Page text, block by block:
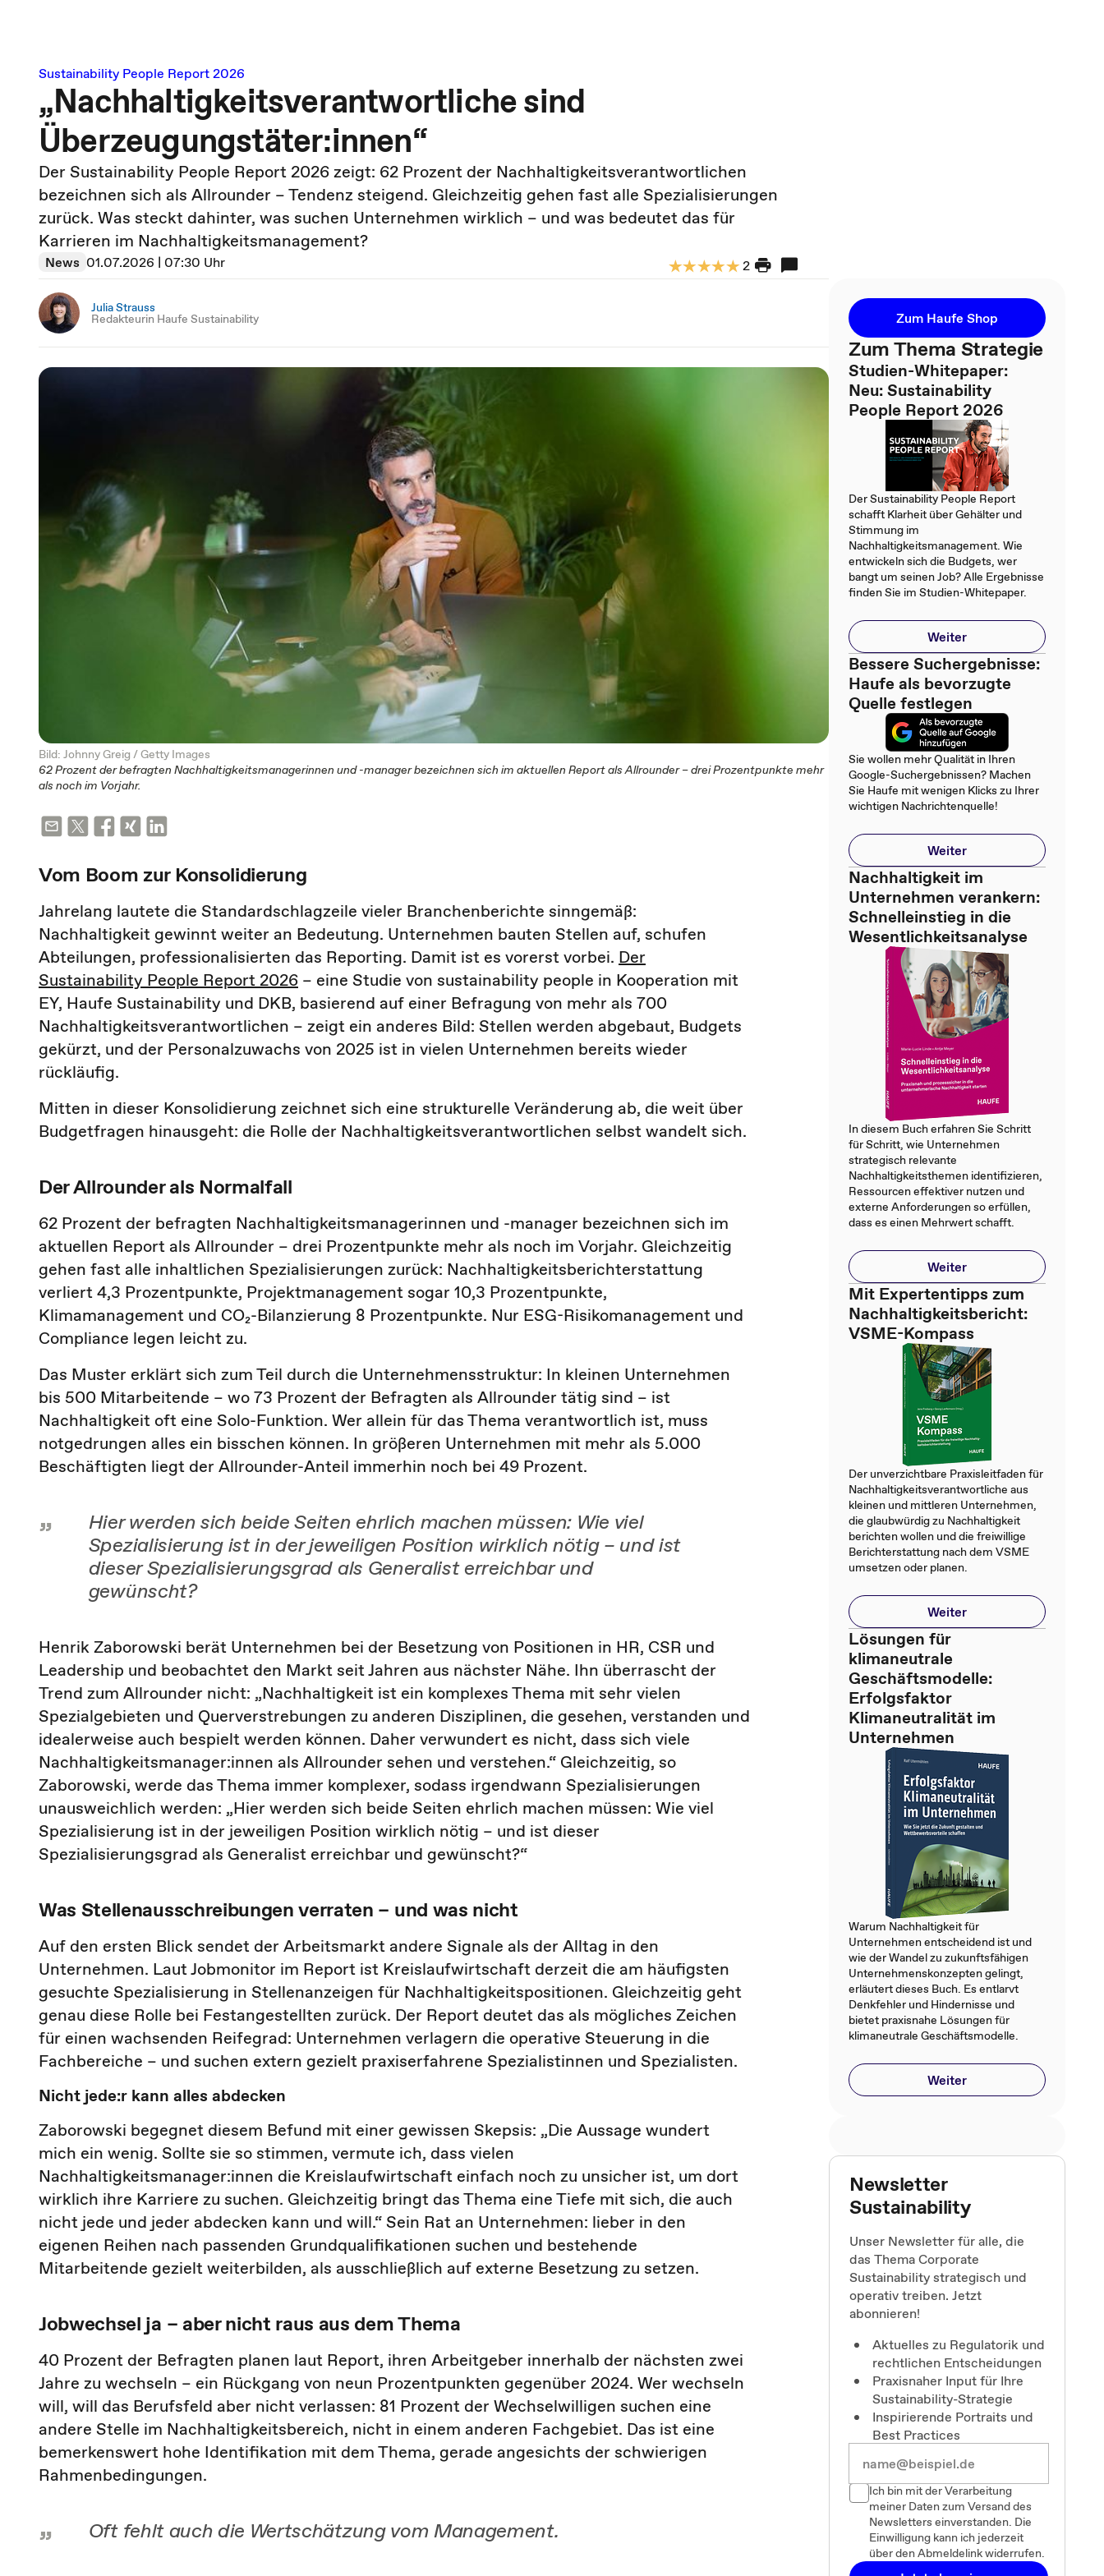
Sustainability People Report 2026
„Nachhaltigkeitsverantwortliche sind
Überzeugungstäter:innen“
Der Sustainability People Report 2026 zeigt: 62 Prozent der Nachhaltigkeitsverantwortlichen
bezeichnen sich als Allrounder – Tendenz steigend. Gleichzeitig gehen fast alle Spezialisierungen
zurück. Was steckt dahinter, was suchen Unternehmen wirklich – und was bedeutet das für
Karrieren im Nachhaltigkeitsmanagement?
News 01.07.2026 | 07:30 Uhr 2
Julia Strauss
Redakteurin Haufe Sustainability
Bild: Johnny Greig / Getty Images
62 Prozent der befragten Nachhaltigkeitsmanagerinnen und -manager bezeichnen sich im aktuellen Report als Allrounder – drei Prozentpunkte mehr
als noch im Vorjahr.
Vom Boom zur Konsolidierung
Jahrelang lautete die Standardschlagzeile vieler Branchenberichte sinngemäß:
Nachhaltigkeit gewinnt weiter an Bedeutung. Unternehmen bauten Stellen auf, schufen
Abteilungen, professionalisierten das Reporting. Damit ist es vorerst vorbei. Der
Sustainability People Report 2026 – eine Studie von sustainability people in Kooperation mit
EY, Haufe Sustainability und DKB, basierend auf einer Befragung von mehr als 700
Nachhaltigkeitsverantwortlichen – zeigt ein anderes Bild: Stellen werden abgebaut, Budgets
gekürzt, und der Personalzuwachs von 2025 ist in vielen Unternehmen bereits wieder
rückläufig.
Mitten in dieser Konsolidierung zeichnet sich eine strukturelle Veränderung ab, die weit über
Budgetfragen hinausgeht: die Rolle der Nachhaltigkeitsverantwortlichen selbst wandelt sich.
Der Allrounder als Normalfall
62 Prozent der befragten Nachhaltigkeitsmanagerinnen und -manager bezeichnen sich im
aktuellen Report als Allrounder – drei Prozentpunkte mehr als noch im Vorjahr. Gleichzeitig
gehen fast alle inhaltlichen Spezialisierungen zurück: Nachhaltigkeitsberichterstattung
verliert 4,3 Prozentpunkte, Projektmanagement sogar 10,3 Prozentpunkte,
Klimamanagement und CO₂-Bilanzierung 8 Prozentpunkte. Nur ESG-Risikomanagement und
Compliance legen leicht zu.
Das Muster erklärt sich zum Teil durch die Unternehmensstruktur: In kleinen Unternehmen
bis 500 Mitarbeitende – wo 73 Prozent der Befragten als Allrounder tätig sind – ist
Nachhaltigkeit oft eine Solo-Funktion. Wer allein für das Thema verantwortlich ist, muss
notgedrungen alles ein bisschen können. In größeren Unternehmen mit mehr als 5.000
Beschäftigten liegt der Allrounder-Anteil immerhin noch bei 49 Prozent.
Hier werden sich beide Seiten ehrlich machen müssen: Wie viel
Spezialisierung ist in der jeweiligen Position wirklich nötig – und ist
dieser Spezialisierungsgrad als Generalist erreichbar und
gewünscht?
Henrik Zaborowski berät Unternehmen bei der Besetzung von Positionen in HR, CSR und
Leadership und beobachtet den Markt seit Jahren aus nächster Nähe. Ihn überrascht der
Trend zum Allrounder nicht: „Nachhaltigkeit ist ein komplexes Thema mit sehr vielen
Spezialgebieten und Querverstrebungen zu anderen Disziplinen, die gesehen, verstanden und
idealerweise auch bespielt werden können. Daher verwundert es nicht, dass sich viele
Nachhaltigkeitsmanager:innen als Allrounder sehen und verstehen.“ Gleichzeitig, so
Zaborowski, werde das Thema immer komplexer, sodass irgendwann Spezialisierungen
unausweichlich werden: „Hier werden sich beide Seiten ehrlich machen müssen: Wie viel
Spezialisierung ist in der jeweiligen Position wirklich nötig – und ist dieser
Spezialisierungsgrad als Generalist erreichbar und gewünscht?“
Was Stellenausschreibungen verraten – und was nicht
Auf den ersten Blick sendet der Arbeitsmarkt andere Signale als der Alltag in den
Unternehmen. Laut Jobmonitor im Report ist Kreislaufwirtschaft derzeit die am häufigsten
gesuchte Spezialisierung in Stellenanzeigen für Nachhaltigkeitspositionen. Gleichzeitig geht
genau diese Rolle bei Festangestellten zurück. Der Report deutet das als mögliches Zeichen
für einen wachsenden Reifegrad: Unternehmen verlagern die operative Steuerung in die
Fachbereiche – und suchen extern gezielt praxiserfahrene Spezialistinnen und Spezialisten.
Nicht jede:r kann alles abdecken
Zaborowski begegnet diesem Befund mit einer gewissen Skepsis: „Die Aussage wundert
mich ein wenig. Sollte sie so stimmen, vermute ich, dass vielen
Nachhaltigkeitsmanager:innen die Kreislaufwirtschaft einfach noch zu unsicher ist, um dort
wirklich ihre Karriere zu suchen. Gleichzeitig bringt das Thema eine Tiefe mit sich, die auch
nicht jede und jeder abdecken kann und will.“ Sein Rat an Unternehmen: lieber in den
eigenen Reihen nach passenden Grundqualifikationen suchen und bestehende
Mitarbeitende gezielt weiterbilden, als ausschließlich auf externe Besetzung zu setzen.
Jobwechsel ja – aber nicht raus aus dem Thema
40 Prozent der Befragten planen laut Report, ihren Arbeitgeber innerhalb der nächsten zwei
Jahre zu wechseln – ein Rückgang von neun Prozentpunkten gegenüber 2024. Wer wechseln
will, will das Berufsfeld aber nicht verlassen: 81 Prozent der Wechselwilligen suchen eine
andere Stelle im Nachhaltigkeitsbereich, nicht in einem anderen Fachgebiet. Das ist eine
bemerkenswert hohe Identifikation mit dem Thema, gerade angesichts der schwierigen
Rahmenbedingungen.
Oft fehlt auch die Wertschätzung vom Management.
Zum Haufe Shop
Zum Thema Strategie
Studien-Whitepaper:
Neu: Sustainability
People Report 2026
Der Sustainability People Report
schafft Klarheit über Gehälter und
Stimmung im
Nachhaltigkeitsmanagement. Wie
entwickeln sich die Budgets, wer
bangt um seinen Job? Alle Ergebnisse
finden Sie im Studien-Whitepaper.
Weiter
Bessere Suchergebnisse:
Haufe als bevorzugte
Quelle festlegen
Sie wollen mehr Qualität in Ihren
Google-Suchergebnissen? Machen
Sie Haufe mit wenigen Klicks zu Ihrer
wichtigen Nachrichtenquelle!
Weiter
Nachhaltigkeit im
Unternehmen verankern:
Schnelleinstieg in die
Wesentlichkeitsanalyse
In diesem Buch erfahren Sie Schritt
für Schritt, wie Unternehmen
strategisch relevante
Nachhaltigkeitsthemen identifizieren,
Ressourcen effektiver nutzen und
externe Anforderungen so erfüllen,
dass es einen Mehrwert schafft.
Weiter
Mit Expertentipps zum
Nachhaltigkeitsbericht:
VSME-Kompass
Der unverzichtbare Praxisleitfaden für
Nachhaltigkeitsverantwortliche aus
kleinen und mittleren Unternehmen,
die glaubwürdig zu Nachhaltigkeit
berichten wollen und die freiwillige
Berichterstattung nach dem VSME
umsetzen oder planen.
Weiter
Lösungen für
klimaneutrale
Geschäftsmodelle:
Erfolgsfaktor
Klimaneutralität im
Unternehmen
Warum Nachhaltigkeit für
Unternehmen entscheidend ist und
wie der Wandel zu zukunftsfähigen
Unternehmenskonzepten gelingt,
erläutert dieses Buch. Es entlarvt
Denkfehler und Hindernisse und
bietet praxisnahe Lösungen für
klimaneutrale Geschäftsmodelle.
Weiter
Newsletter
Sustainability
Unser Newsletter für alle, die
das Thema Corporate
Sustainability strategisch und
operativ treiben. Jetzt
abonnieren!
Aktuelles zu Regulatorik und
rechtlichen Entscheidungen
Praxisnaher Input für Ihre
Sustainability-Strategie
Inspirierende Portraits und
Best Practices
Ich bin mit der Verarbeitung
meiner Daten zum Versand des
Newsletters einverstanden. Die
Einwilligung kann ich jederzeit
über den Abmeldelink widerrufen.